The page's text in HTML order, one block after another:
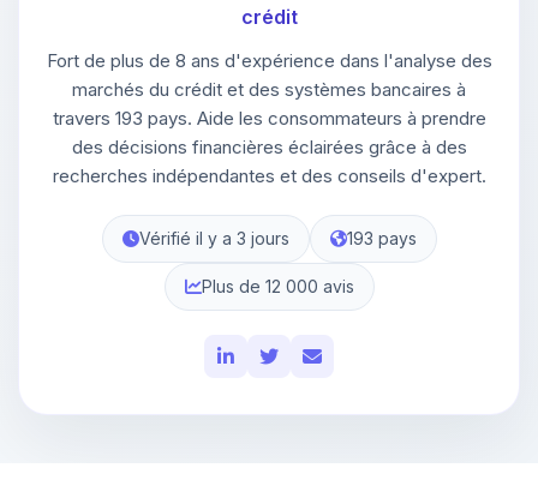
crédit
Fort de plus de 8 ans d'expérience dans l'analyse des
marchés du crédit et des systèmes bancaires à
travers 193 pays. Aide les consommateurs à prendre
des décisions financières éclairées grâce à des
recherches indépendantes et des conseils d'expert.
Vérifié il y a 3 jours 193 pays
Plus de 12 000 avis